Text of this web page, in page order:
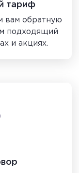
тариф
вам обратную
подходящий
и акциях.